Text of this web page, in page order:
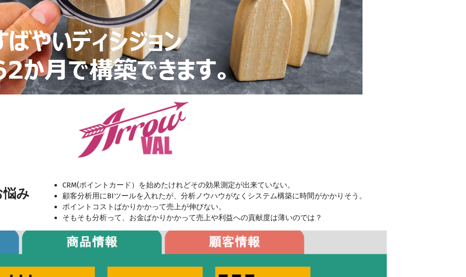
悩み
CRM(ポイントカード）を始めたけれどその効果測定が出来ていない。
顧客分析用にBIツールを入れたが、分析ノウハウがなくシステム構築に時間がかかりそう。
ポイントコストばかりかかって売上が伸びない。
そもそも分析って、お金ばかりかかって売上や利益への貢献度は薄いのでは？